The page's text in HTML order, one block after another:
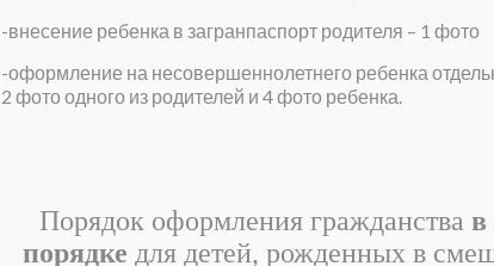
-внесение ребенка в загранпаспорт родителя – 1 фото
-оформление на несовершеннолетнего ребенка
2 фото одного из родителей и 4 фото ребенка.
Порядок оформления гражданства в
порядке для детей, рожденных в